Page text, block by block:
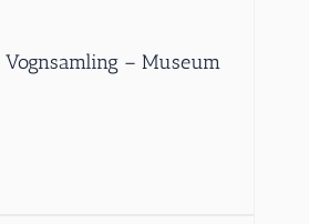
Vognsamling – Museum